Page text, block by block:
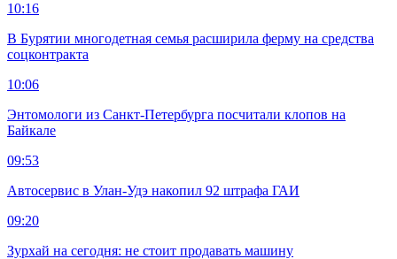
10:16
В Бурятии многодетная семья расширила ферму на средства
соцконтракта
10:06
Энтомологи из Санкт-Петербурга посчитали клопов на
Байкале
09:53
Автосервис в Улан-Удэ накопил 92 штрафа ГАИ
09:20
Зурхай на сегодня: не стоит продавать машину